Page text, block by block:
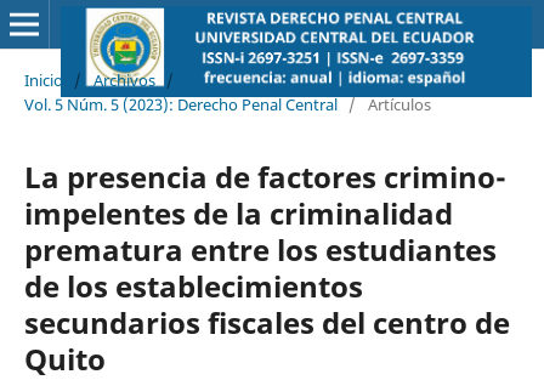
Inicio / Archivos /
Vol. 5 Núm. 5 (2023): Derecho Penal Central / Artículos
La presencia de factores crimino-
impelentes de la criminalidad
prematura entre los estudiantes
de los establecimientos
secundarios fiscales del centro de
Quito